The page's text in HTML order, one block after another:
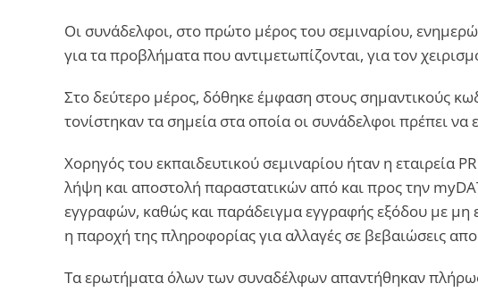
Οι συνάδελφοι, στο πρώτο μέρος του σεμιναρίου,
για τα προβλήματα που αντιμετωπίζονται, για τον
Στο δεύτερο μέρος, δόθηκε έμφαση στους σημαντικούς
τονίστηκαν τα σημεία στα οποία οι συνάδελφοι πρέπει
Χορηγός του εκπαιδευτικού σεμιναρίου ήταν η εταιρεία
λήψη και αποστολή παραστατικών από και προς την
εγγραφών, καθώς και παράδειγμα εγγραφής εξόδου με
η παροχή της πληροφορίας για αλλαγές σε βεβαιώσεις
Τα ερωτήματα όλων των συναδέλφων απαντήθηκαν πλήρως